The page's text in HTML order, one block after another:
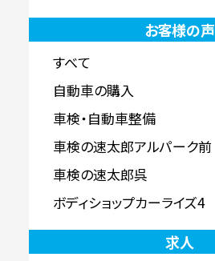
お客様の声
すべて
自動車の購入
車検・自動車整備
車検の速太郎アルパーク前
車検の速太郎呉
ボディショップカーライズ4
求人